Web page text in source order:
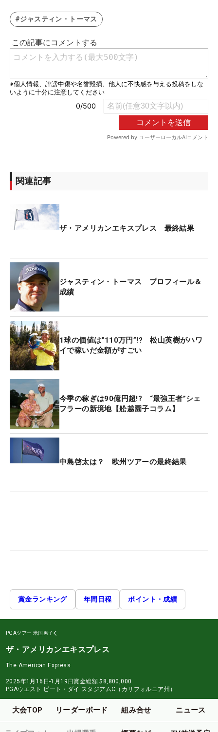
#ジャスティン・トーマス
関連記事
ザ・アメリカンエキスプレス 最終結果
ジャスティン・トーマス プロフィール＆
成績
1球の価値は“110万円”!? 松山英樹がハワ
イで稼いだ金額がすごい
今季の稼ぎは90億円超!? “最強王者”シェ
フラーの新境地【舩越園子コラム】
中島啓太は？ 欧州ツアーの最終結果
賞金ランキング 年間日程 ポイント・成績
PGAツアー 米国男子
ザ・アメリカンエキスプレス
The American Express
2025年1月16日-1月19日賞金総額 $8,800,000
PGAウエスト ピート・ダイ スタジアムC（カリフォルニア州）
大会TOP リーダーボード 組み合せ ニュース